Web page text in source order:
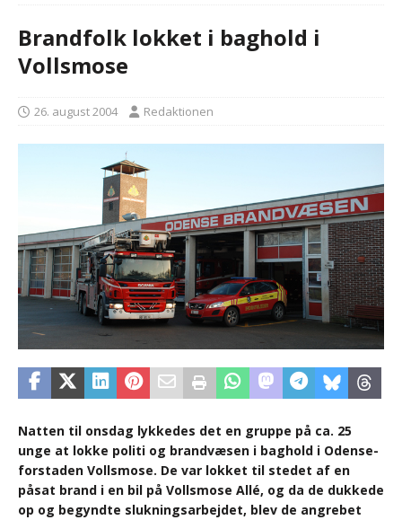
Brandfolk lokket i baghold i
Vollsmose
26. august 2004 Redaktionen
Natten til onsdag lykkedes det en gruppe på ca. 25
unge at lokke politi og brandvæsen i baghold i Odense-
forstaden Vollsmose. De var lokket til stedet af en
påsat brand i en bil på Vollsmose Allé, og da de dukkede
op og begyndte slukningsarbejdet, blev de angrebet